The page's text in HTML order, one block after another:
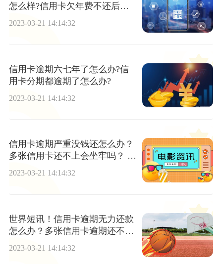
怎么样?信用卡欠年费不还后果
是什么?
2023-03-21 14:14:32
信用卡逾期六七年了怎么办?信
用卡分期都逾期了怎么办?
2023-03-21 14:14:32
信用卡逾期严重没钱还怎么办？
多张信用卡还不上会坐牢吗？ 世
界快看
2023-03-21 14:14:32
世界短讯！信用卡逾期无力还款
怎么办？多张信用卡逾期还不上
2023-03-21 14:14:32